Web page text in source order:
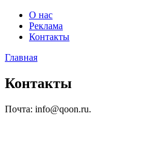
О нас
Реклама
Контакты
Главная
Контакты
Почта: info@qoon.ru.